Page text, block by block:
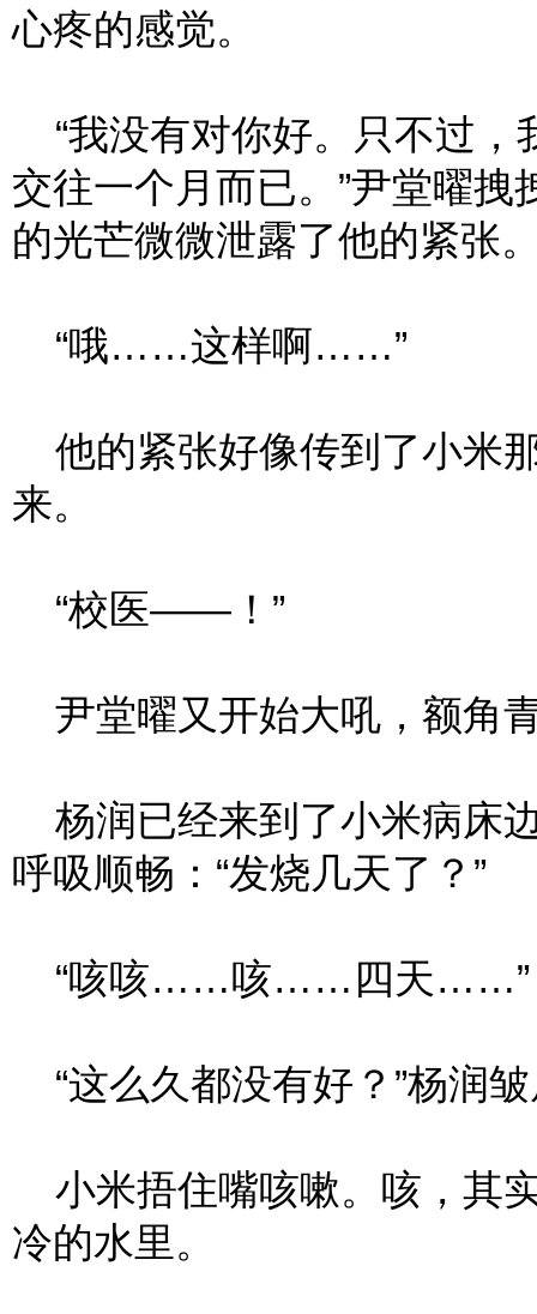
心疼的感觉。
“我没有对你好。只不过，
交往一个月而已。”尹堂曜
的光芒微微泄露了他的紧张
“哦……这样啊……”
他的紧张好像传到了小米
来。
“校医——！”
尹堂曜又开始大吼，额角
杨润已经来到了小米病床
呼吸顺畅：“发烧几天了？”
“咳咳……咳……四天……”
“这么久都没有好？”杨润
小米捂住嘴咳嗽。咳，其
冷的水里。